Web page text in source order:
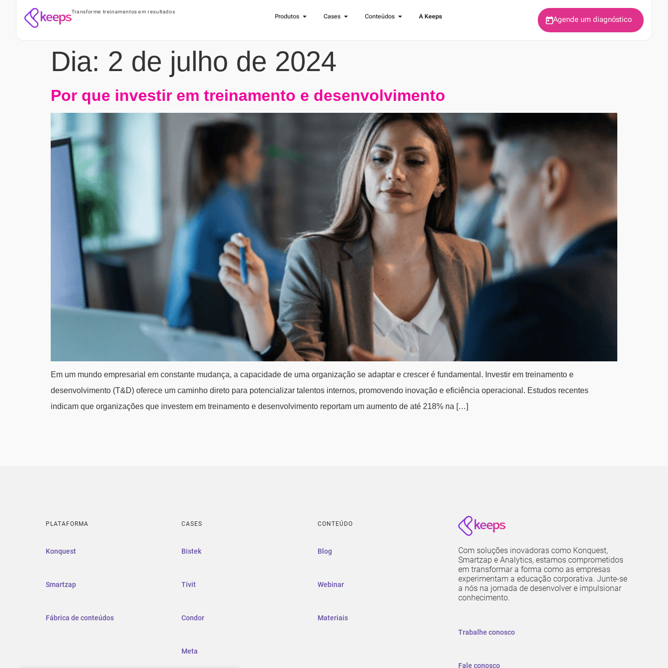
Transforme treinamentos em resultados
Produtos Cases Conteúdos A Keeps Agende um diagnóstico
Dia: 2 de julho de 2024
Por que investir em treinamento e desenvolvimento
Em um mundo empresarial em constante mudança, a capacidade de uma organização se adaptar e crescer é fundamental. Investir em treinamento e
desenvolvimento (T&D) oferece um caminho direto para potencializar talentos internos, promovendo inovação e eficiência operacional. Estudos recentes
indicam que organizações que investem em treinamento e desenvolvimento reportam um aumento de até 218% na […]
PLATAFORMA
Konquest
Smartzap
Fábrica de conteúdos
CASES
Bistek
Tivit
Condor
Meta
CONTEÚDO
Blog
Webinar
Materiais
Com soluções inovadoras como Konquest,
Smartzap e Analytics, estamos comprometidos
em transformar a forma como as empresas
experimentam a educação corporativa. Junte-se
a nós na jornada de desenvolver e impulsionar
conhecimento.
Trabalhe conosco
Fale conosco